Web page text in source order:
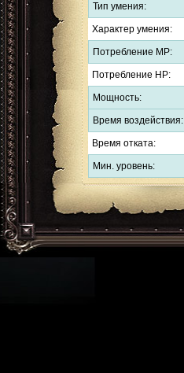
Тип умения:
Характер умения:
Потребление MP:
Потребление HP:
Мощность:
Время воздействия:
Время отката:
Мин. уровень: